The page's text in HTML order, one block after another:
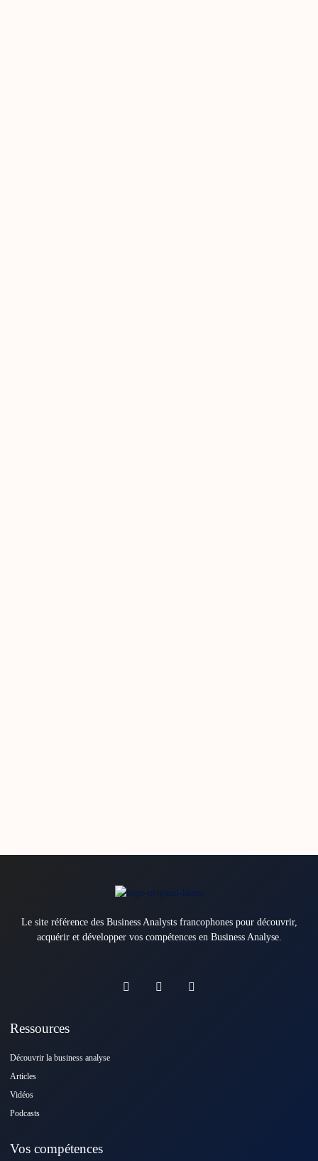
Le site référence des Business Analysts francophones pour découvrir,
acquérir et développer vos compétences en Business Analyse.
Ressources
Découvrir la business analyse
Articles
Vidéos
Podcasts
Vos compétences